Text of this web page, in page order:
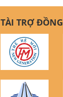
TÀI TRỢ ĐỒNG